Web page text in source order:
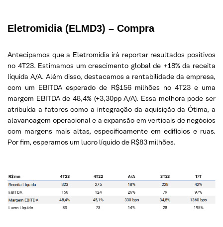
Eletromidia (ELMD3) – Compra
Antecipamos que a Eletromidia irá reportar resultados positivos
no 4T23. Estimamos um crescimento global de +18% da receita
líquida A/A. Além disso, destacamos a rentabilidade da empresa,
com um EBITDA esperado de R$156 milhões no 4T23 e uma
margem EBITDA de 48,4% (+3,30pp A/A). Essa melhora pode ser
atribuída a fatores como a integração da aquisição da Ótima, a
alavancagem operacional e a expansão em verticais de negócios
com margens mais altas, especificamente em edifícios e ruas.
Por fim, esperamos um lucro líquido de R$83 milhões.